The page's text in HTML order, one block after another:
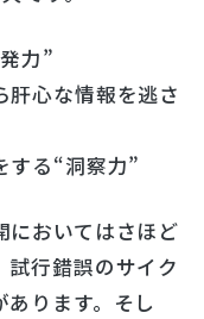
力”
心な情報を逃さ
る“洞察力”
においてはさほど
行錯誤のサイク
ります。そし